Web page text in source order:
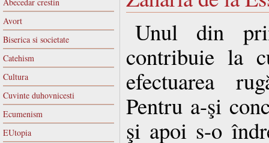
Avort
Biserica si societate
Catehism
Cultura
Cuvinte duhovnicesti
Ecumenism
EUtopia
Unul din
contribuie la
efectuarea
Pentru a-şi
şi apoi s-o